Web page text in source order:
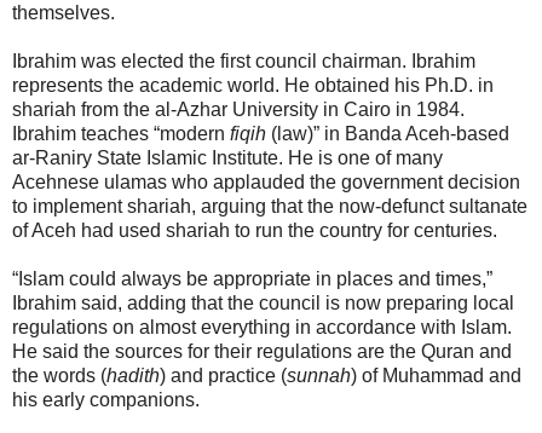
themselves.
Ibrahim was elected the first council chairman. Ibrahim
represents the academic world. He obtained his Ph.D. in
shariah from the al-Azhar University in Cairo in 1984.
Ibrahim teaches “modern fiqih (law)” in Banda Aceh-based
ar-Raniry State Islamic Institute. He is one of many
Acehnese ulamas who applauded the government decision
to implement shariah, arguing that the now-defunct sultanate
of Aceh had used shariah to run the country for centuries.
“Islam could always be appropriate in places and times,”
Ibrahim said, adding that the council is now preparing local
regulations on almost everything in accordance with Islam.
He said the sources for their regulations are the Quran and
the words (hadith) and practice (sunnah) of Muhammad and
his early companions.